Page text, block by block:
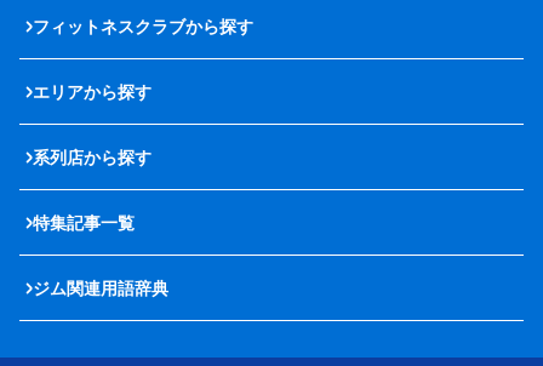
フィットネスクラブから探す
エリアから探す
系列店から探す
特集記事一覧
ジム関連用語辞典